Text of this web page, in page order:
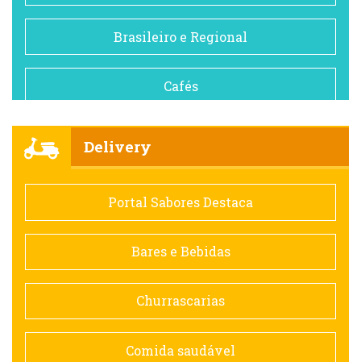
Brasileiro e Regional
Cafés
Comida saudável
Contemporânea
Doceria
Espanhola
Delivery
Portal Sabores Destaca
Bares e Bebidas
Churrascarias
Comida saudável